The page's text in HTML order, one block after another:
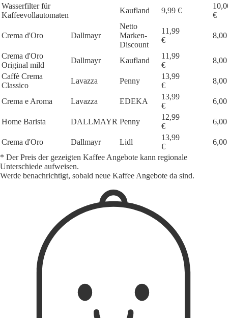
Wasserfilter für
Kaffeevollautomaten
Kaufland 9,99 €
€
Crema d'Oro Dallmayr
Netto
Marken-
Discount
11,99
€
Crema d'Oro
Original mild
Dallmayr Kaufland
11,99
€
Caffè Crema
Classico
Lavazza Penny
13,99
€
Crema e Aroma Lavazza EDEKA
13,99
€
Home Barista DALLMAYR Penny
12,99
€
Crema d'Oro Dallmayr Lidl
13,99
€
* Der Preis der gezeigten Kaffee Angebote kann regionale
Unterschiede aufweisen.
Werde benachrichtigt, sobald neue Kaffee Angebote da sind.